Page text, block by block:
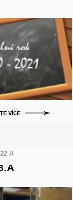
VÍCE
A